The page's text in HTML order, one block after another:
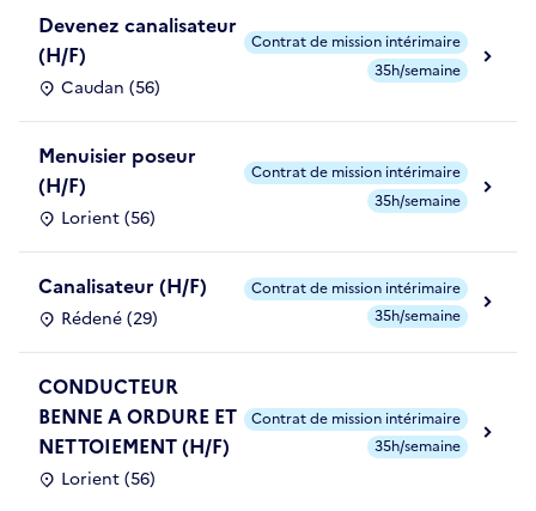
Devenez canalisateur
(H/F)
Caudan (56)
Contrat de mission intérimaire
35h/semaine
Menuisier poseur
(H/F)
Lorient (56)
Contrat de mission intérimaire
35h/semaine
Canalisateur (H/F)
Rédené (29)
Contrat de mission intérimaire
35h/semaine
CONDUCTEUR
BENNE A ORDURE ET
NETTOIEMENT (H/F)
Lorient (56)
Contrat de mission intérimaire
35h/semaine